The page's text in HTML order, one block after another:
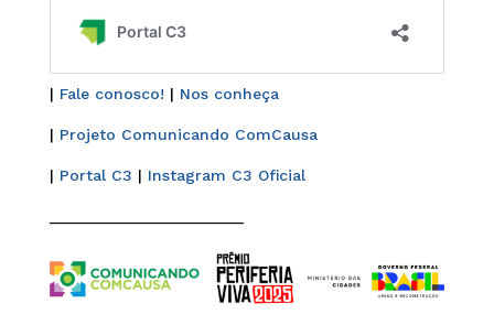
| Fale conosco! | Nos conheça
| Projeto Comunicando ComCausa
| Portal C3 | Instagram C3 Oficial